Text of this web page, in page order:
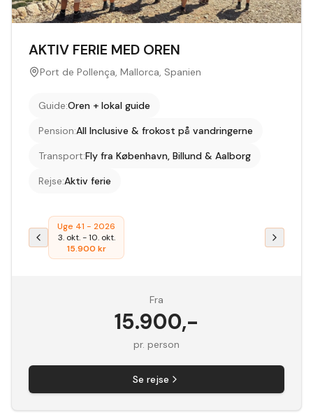
AKTIV FERIE MED OREN
Port de Pollença, Mallorca, Spanien
Guide:Oren + lokal guide
Pension:All Inclusive & frokost på vandringerne
Transport:Fly fra København, Billund & Aalborg
Rejse:Aktiv ferie
Uge 41 - 2026
3. okt.-10. okt.
15.900 kr
Fra
15.900,-
pr. person
Se rejse